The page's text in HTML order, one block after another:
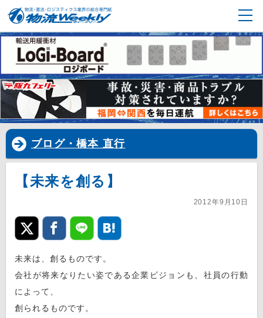
ブログ・橋本 直行
【未来を創る】
2012年9月10日
未来は、創るものです。
会社が将来なりたい姿である企業ビジョンも、社員の行動
によって、
創られるものです。